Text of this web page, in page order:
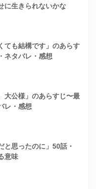
に生きられないかな
ても結構です」のあらす
ネタバレ・感想
大公様」のあらすじ〜最
レ・感想
と思ったのに」50話・
意味